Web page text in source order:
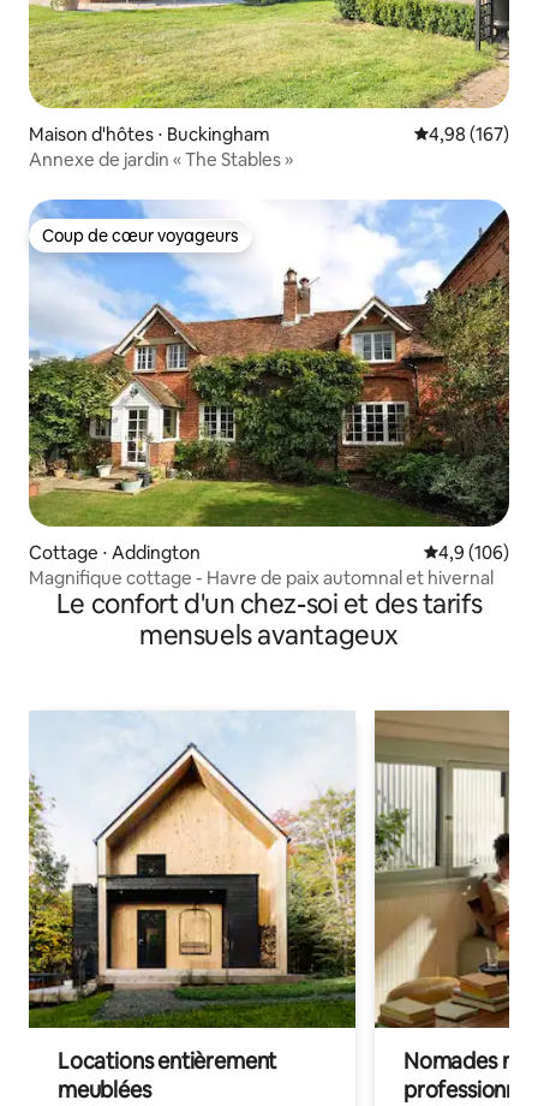
Maison d'hôtes ⋅ Buckingham Évaluation
4,98 (167)
Annexe de jardin « The Stables »
Coup de cœur voyageurs
Coup de cœur voyageurs
Cottage ⋅ Addington Évaluation
4,9 (106)
Magnifique cottage - Havre de paix automnal et hivernal
Le confort d'un chez-soi et des tarifs
mensuels avantageux
Locations entièrement
meublées
Nomades